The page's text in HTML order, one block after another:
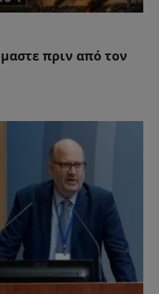
πριν από τον